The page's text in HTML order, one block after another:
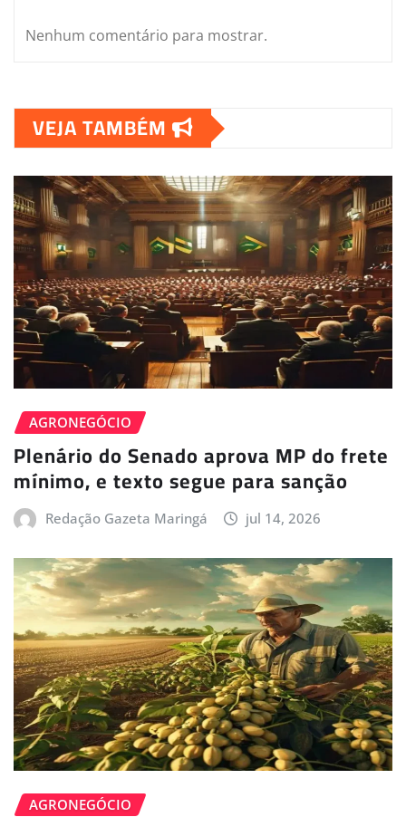
Nenhum comentário para mostrar.
VEJA TAMBÉM
AGRONEGÓCIO
Plenário do Senado aprova MP do frete
mínimo, e texto segue para sanção
Redação Gazeta Maringá jul 14, 2026
AGRONEGÓCIO